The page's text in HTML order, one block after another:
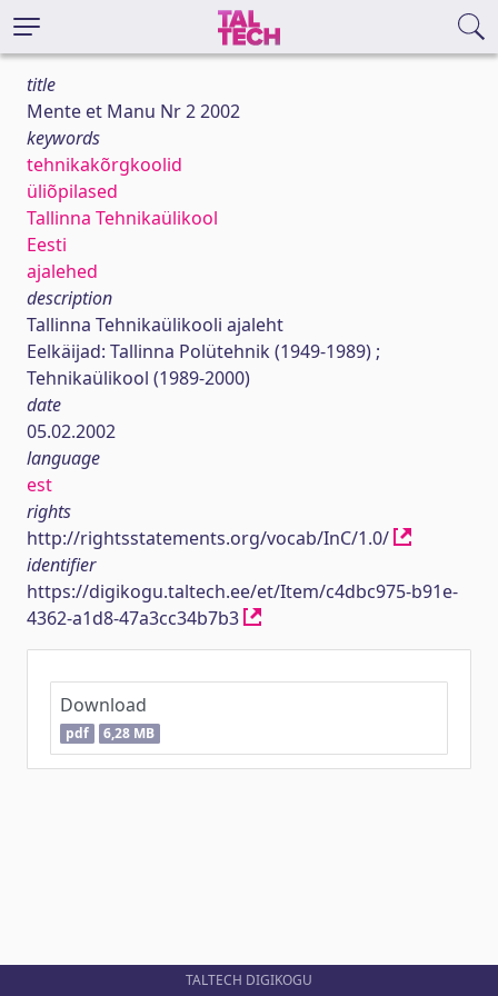
title
Mente et Manu Nr 2 2002
keywords
tehnikakõrgkoolid
üliõpilased
Tallinna Tehnikaülikool
Eesti
ajalehed
description
Tallinna Tehnikaülikooli ajaleht
Eelkäijad: Tallinna Polütehnik (1949-1989) ;
Tehnikaülikool (1989-2000)
date
05.02.2002
language
est
rights
http://rightsstatements.org/vocab/InC/1.0/
identifier
https://digikogu.taltech.ee/et/Item/c4dbc975-b91e-
4362-a1d8-47a3cc34b7b3
Download
pdf 6,28 MB
TALTECH DIGIKOGU